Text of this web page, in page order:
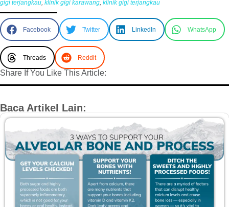
gigi terjangkau, klinik gigi karawang, klinik gigi terjangkau
Facebook Twitter LinkedIn WhatsApp
Threads Reddit
Share If You Like This Article:
Baca Artikel Lain: